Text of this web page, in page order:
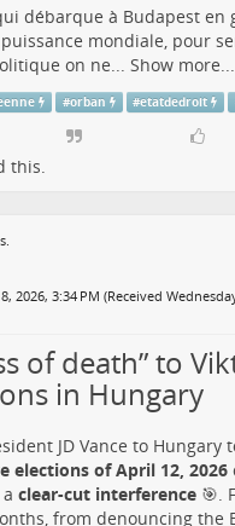
débarque à Budapest
mondiale, pour
on ne... Show more...
#orban #etatdedroit
this.
2026, 3:34 PM (Received
of death” to
in Hungary
JD Vance to
elections of April 12, 2026
clear-cut interference🎯.
from denouncing